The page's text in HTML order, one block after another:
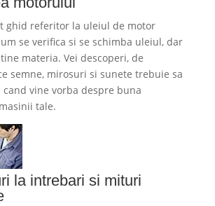
ghid referitor la uleiul de motor
se verifica si se schimba uleiul, dar
materia. Vei descoperi, de
semne, mirosuri si sunete trebuie sa
vine vorba despre buna
tale.
la intrebari si mituri